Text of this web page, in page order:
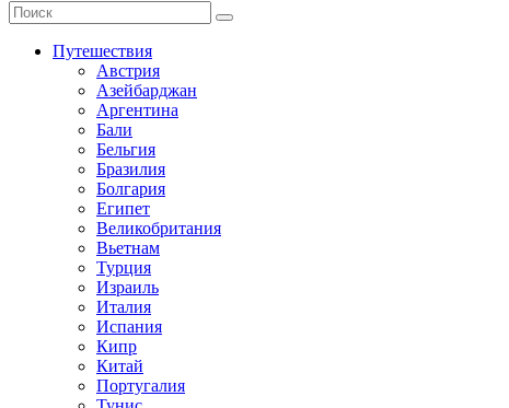
Путешествия
Австрия
Азейбарджан
Аргентина
Бали
Бельгия
Бразилия
Болгария
Египет
Великобритания
Вьетнам
Турция
Израиль
Италия
Испания
Кипр
Китай
Португалия